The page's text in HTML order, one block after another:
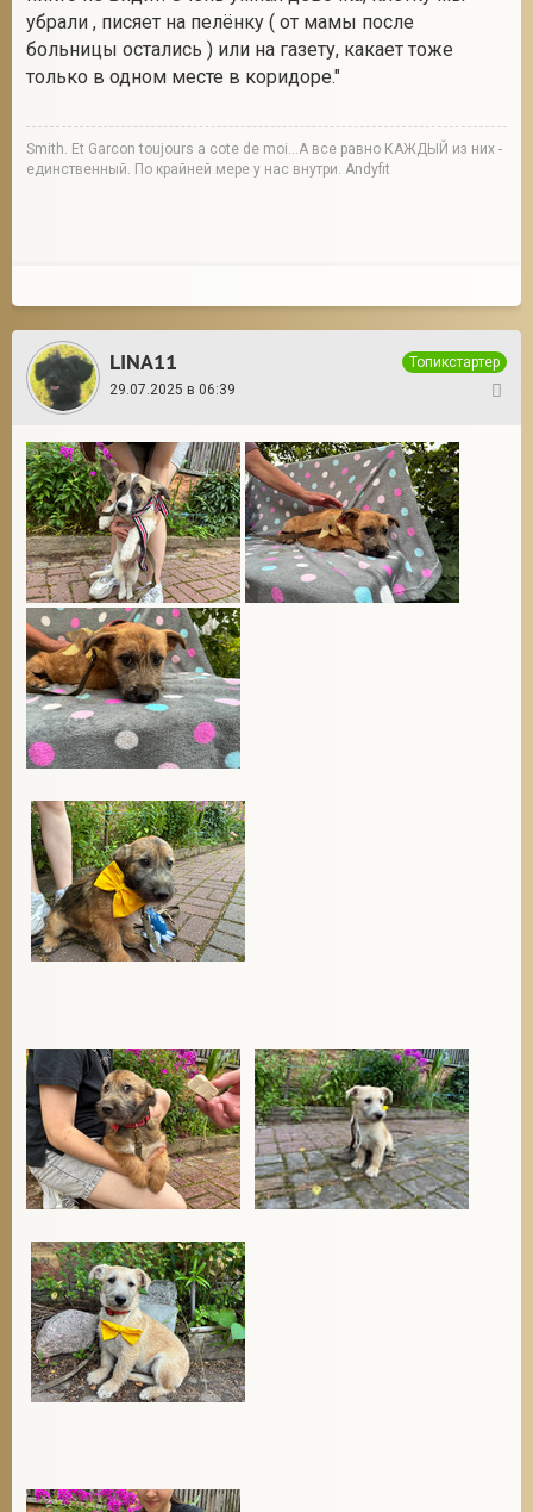
убрали , писяет на пелёнку ( от мамы после
больницы остались ) или на газету, какает тоже
только в одном месте в коридоре."
Smith. Et Garcon toujours a cote de moi...А все равно КАЖДЫЙ из них -
единственный. По крайней мере у нас внутри. Andyfit
LINA11
Топикстартер
29.07.2025 в 06:39